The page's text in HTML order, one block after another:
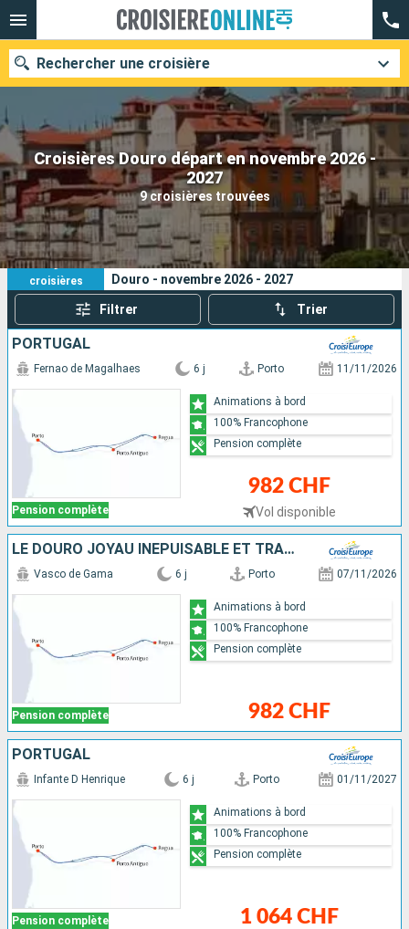
Croisières Douro départ en novembre 2026 -
2027
9 croisières trouvées
Rechercher une croisière
Nos destinations
Mois de départ
Ports Compagnies
Rechercher
9
croisières
Vos critères de recherche :
Douro - novembre 2026 - 2027
Filtrer Trier
PORTUGAL
Pension complète
Fernao de Magalhaes 6 j Porto 11/11/2026
982 CHF
Vol disponible
Animations à bord
100% Francophone
Pension complète
LE DOURO JOYAU INÉPUISABLE ET TRADITIONS ANCESTRALES (FORMULE PORT-PORT)
Pension complète
Vasco de Gama 6 j Porto 07/11/2026
982 CHF
Animations à bord
100% Francophone
Pension complète
PORTUGAL
Pension complète
Infante D Henrique 6 j Porto 01/11/2027
1 064 CHF
Animations à bord
100% Francophone
Pension complète